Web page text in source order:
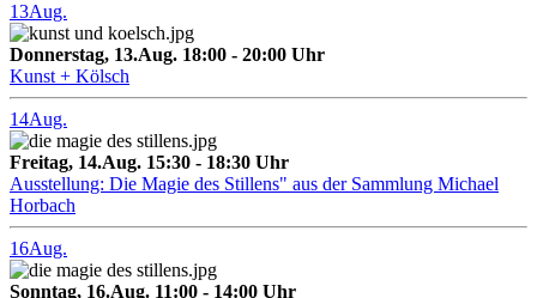
13Aug.
Donnerstag, 13.Aug. 18:00 - 20:00 Uhr
Kunst + Kölsch
14Aug.
Freitag, 14.Aug. 15:30 - 18:30 Uhr
Ausstellung: Die Magie des Stillens" aus der Sammlung Michael
Horbach
16Aug.
Sonntag, 16.Aug. 11:00 - 14:00 Uhr